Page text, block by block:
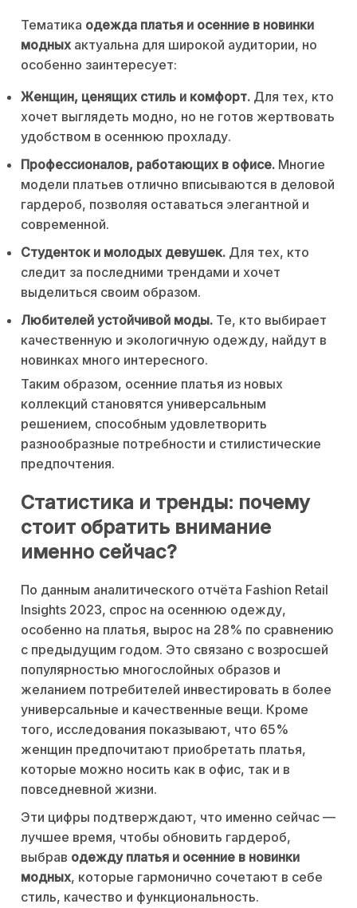
Тематика одежда платья и осенние в новинки
модных актуальна для широкой аудитории, но
особенно заинтересует:
Женщин, ценящих стиль и комфорт. Для тех, кто
хочет выглядеть модно, но не готов жертвовать
удобством в осеннюю прохладу.
Профессионалов, работающих в офисе. Многие
модели платьев отлично вписываются в деловой
гардероб, позволяя оставаться элегантной и
современной.
Студенток и молодых девушек. Для тех, кто
следит за последними трендами и хочет
выделиться своим образом.
Любителей устойчивой моды. Те, кто выбирает
качественную и экологичную одежду, найдут в
новинках много интересного.
Таким образом, осенние платья из новых
коллекций становятся универсальным
решением, способным удовлетворить
разнообразные потребности и стилистические
предпочтения.
Статистика и тренды: почему
стоит обратить внимание
именно сейчас?
По данным аналитического отчёта Fashion Retail
Insights 2023, спрос на осеннюю одежду,
особенно на платья, вырос на 28% по сравнению
с предыдущим годом. Это связано с возросшей
популярностью многослойных образов и
желанием потребителей инвестировать в более
универсальные и качественные вещи. Кроме
того, исследования показывают, что 65%
женщин предпочитают приобретать платья,
которые можно носить как в офис, так и в
повседневной жизни.
Эти цифры подтверждают, что именно сейчас —
лучшее время, чтобы обновить гардероб,
выбрав одежду платья и осенние в новинки
модных, которые гармонично сочетают в себе
стиль, качество и функциональность.